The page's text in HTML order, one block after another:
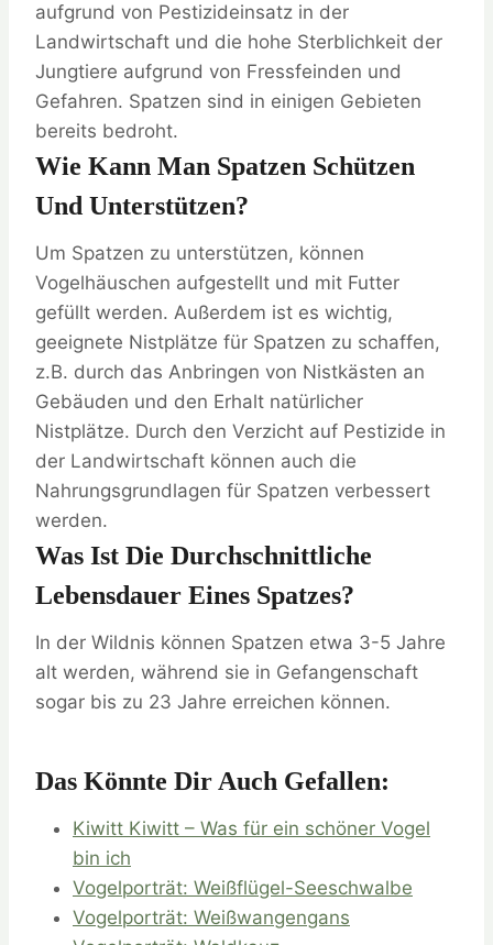
aufgrund von Pestizideinsatz in der
Landwirtschaft und die hohe Sterblichkeit der
Jungtiere aufgrund von Fressfeinden und
Gefahren. Spatzen sind in einigen Gebieten
bereits bedroht.
Wie Kann Man Spatzen Schützen
Und Unterstützen?
Um Spatzen zu unterstützen, können
Vogelhäuschen aufgestellt und mit Futter
gefüllt werden. Außerdem ist es wichtig,
geeignete Nistplätze für Spatzen zu schaffen,
z.B. durch das Anbringen von Nistkästen an
Gebäuden und den Erhalt natürlicher
Nistplätze. Durch den Verzicht auf Pestizide in
der Landwirtschaft können auch die
Nahrungsgrundlagen für Spatzen verbessert
werden.
Was Ist Die Durchschnittliche
Lebensdauer Eines Spatzes?
In der Wildnis können Spatzen etwa 3-5 Jahre
alt werden, während sie in Gefangenschaft
sogar bis zu 23 Jahre erreichen können.
Das Könnte Dir Auch Gefallen:
Kiwitt Kiwitt – Was für ein schöner Vogel
bin ich
Vogelporträt: Weißflügel-Seeschwalbe
Vogelporträt: Weißwangengans